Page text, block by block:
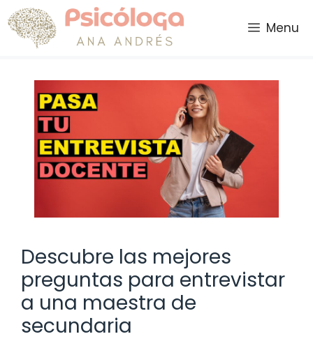
Saltar
al
contenido
Menu
Descubre las mejores
preguntas para entrevistar
a una maestra de
secundaria